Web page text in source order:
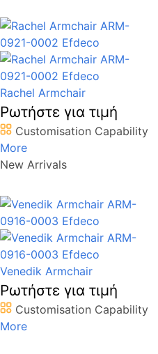
Rachel Armchair
Ρωτήστε για τιμή
Customisation Capability
More
New Arrivals
Venedik Armchair
Ρωτήστε για τιμή
Customisation Capability
More